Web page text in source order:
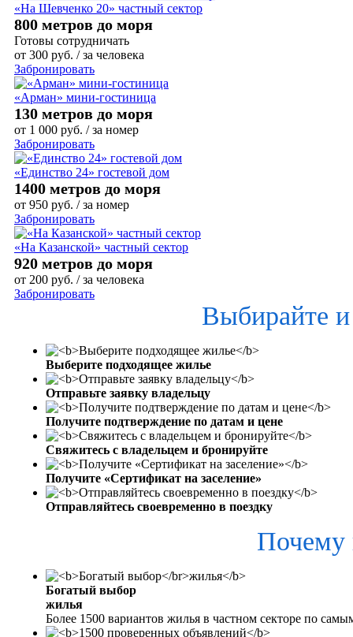
«На Шевченко 20» частный сектор
800 метров до моря
Готовы сотрудничать
от 300 руб. / за человека
Забронировать
«Арман» мини-гостиница
130 метров до моря
от 1 000 руб. / за номер
Забронировать
«Единство 24» гостевой дом
1400 метров до моря
от 950 руб. / за номер
Забронировать
«На Казанской» частный сектор
920 метров до моря
от 200 руб. / за человека
Забронировать
Выбирайте
Выберите подходящее жилье
Отправьте заявку владельцу
Получите подтверждение по датам и цене
Свяжитесь с владельцем и бронируйте
Получите «Сертификат на заселение»
Отправляйтесь своевременно в поездку
Почему
Богатый выбор
жилья
Более 1500 вариантов жилья в частном секторе по